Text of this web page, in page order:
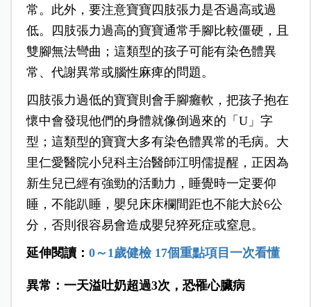
常。此外，要注意寶寶四肢張力是否過高或過
低。四肢張力過高的寶寶通常手腳比較僵硬，且
雙腳無法彎曲；這類型的孩子可能有染色體異
常、代謝異常或腦性麻痺的問題。
四肢張力過低的寶寶則會手腳癱軟，把孩子抱在
懷中會發現他們的身體就像倒過來的「U」字
型；這類型的寶寶大多有染色體異常的毛病。大
里仁愛醫院小兒科主治醫師江明儒提醒，正因為
新生兒已經有強勁的活動力，睡覺時一定要仰
睡，不能趴睡，嬰兒床床欄間距也不能大於6公
分，否則很容易會造成嬰兒猝死症或窒息。
延伸閱讀： 0～1歲健檢 17個重點項目一次看懂
異常：一天溢吐奶超過3次 ，恐罹心臟病